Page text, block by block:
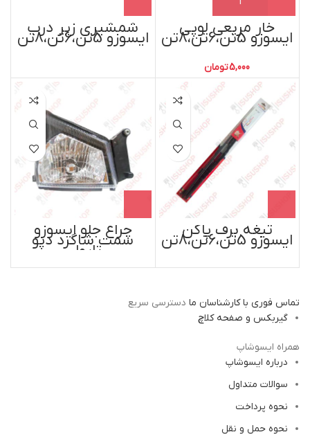
خار مربعی لوپی
ایسوزو 5تن،6تن،8تن
5,000تومان
شمشیری زیر درب
ایسوزو 5تن،6تن،8تن
تیغه برف پاکن
ایسوزو 5تن،6تن،8تن
چراغ جلو ایسوزو
سمت شاگرد دپو
تایوان
تماس فوری با کارشناسان ما دسترسی سریع
گیربکس و صفحه کلاچ
همراه ایسوشاپ
درباره ایسوشاپ
سوالات متداول
نحوه پرداخت
نحوه حمل و نقل